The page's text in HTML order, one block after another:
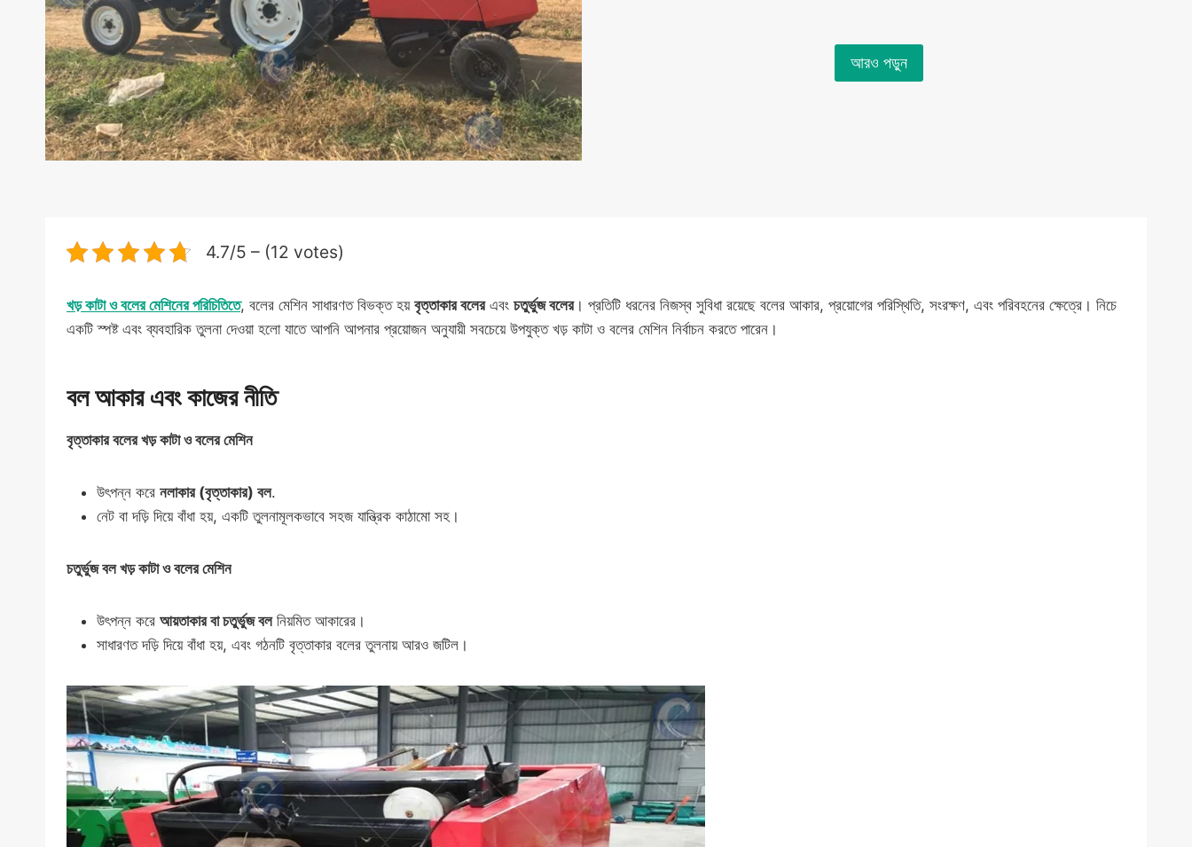
আরও পড়ুন
4.7/5 – (12 votes)
খড় কাটা ও বলের মেশিনের পরিচিতিতে, বলের মেশিন সাধারণত বিভক্ত হয় বৃত্তাকার বলেরএবং চতুর্ভুজ বলের। প্রতিটি ধরনের নিজস্ব সুবিধা রয়েছে বলের আকার, প্রয়োগের পরিস্থিতি, সংরক্ষণ, এবং পরিবহনের ক্ষেত্রে। নিচে
একটি স্পষ্ট এবং ব্যবহারিক তুলনা দেওয়া হলো যাতে আপনি আপনার প্রয়োজন অনুযায়ী সবচেয়ে উপযুক্ত খড় কাটা ও বলের মেশিন নির্বাচন করতে পারেন।
বল আকার এবং কাজের নীতি
বৃত্তাকার বলের খড় কাটা ও বলের মেশিন
উৎপন্ন করে নলাকার (বৃত্তাকার) বল.
নেট বা দড়ি দিয়ে বাঁধা হয়, একটি তুলনামূলকভাবে সহজ যান্ত্রিক কাঠামো সহ।
চতুর্ভুজ বল খড় কাটা ও বলের মেশিন
উৎপন্ন করে আয়তাকার বা চতুর্ভুজ বলনিয়মিত আকারের।
সাধারণত দড়ি দিয়ে বাঁধা হয়, এবং গঠনটি বৃত্তাকার বলের তুলনায় আরও জটিল।